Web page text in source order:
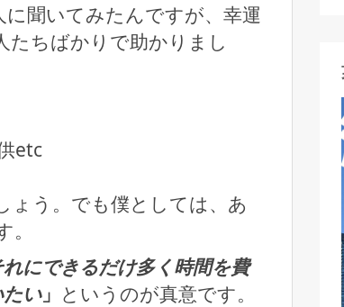
聞いてみたんですが、幸運
たちばかりで助かりまし
etc
ょう。でも僕としては、あ
にできるだけ多く時間を費
い」 というのが真意です。